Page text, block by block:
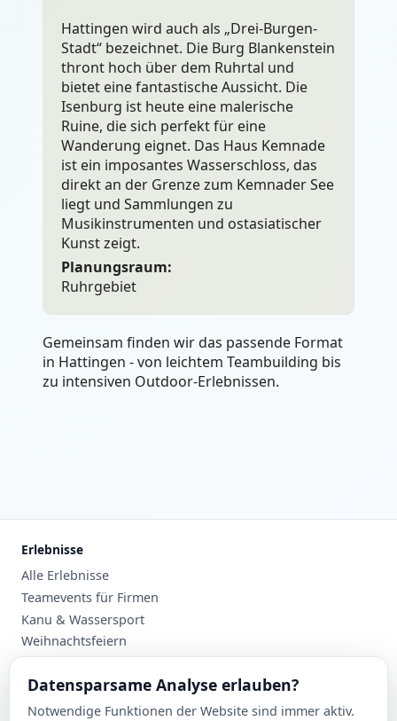
Hattingen wird auch als „Drei-Burgen-
Stadt“ bezeichnet. Die Burg Blankenstein
thront hoch über dem Ruhrtal und
bietet eine fantastische Aussicht. Die
Isenburg ist heute eine malerische
Ruine, die sich perfekt für eine
Wanderung eignet. Das Haus Kemnade
ist ein imposantes Wasserschloss, das
direkt an der Grenze zum Kemnader See
liegt und Sammlungen zu
Musikinstrumenten und ostasiatischer
Kunst zeigt.
Planungsraum:
Ruhrgebiet
Gemeinsam finden wir das passende Format
in Hattingen - von leichtem Teambuilding bis
zu intensiven Outdoor-Erlebnissen.
Erlebnisse
Alle Erlebnisse
Teamevents für Firmen
Kanu & Wassersport
Weihnachtsfeiern
Planung
Events nach Stadt
Datensparsame Analyse erlauben?
Notwendige Funktionen der Website sind immer aktiv.